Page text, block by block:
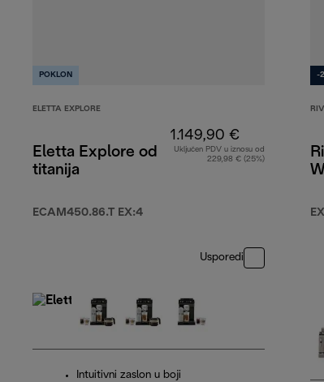
POKLON
ELETTA EXPLORE
Eletta Explore od
titanija
ECAM450.86.T EX:4
1.149,90 €
Uključen PDV u iznosu od
229,98 € (25%)
Usporedi
Intuitivni zaslon u boji
-